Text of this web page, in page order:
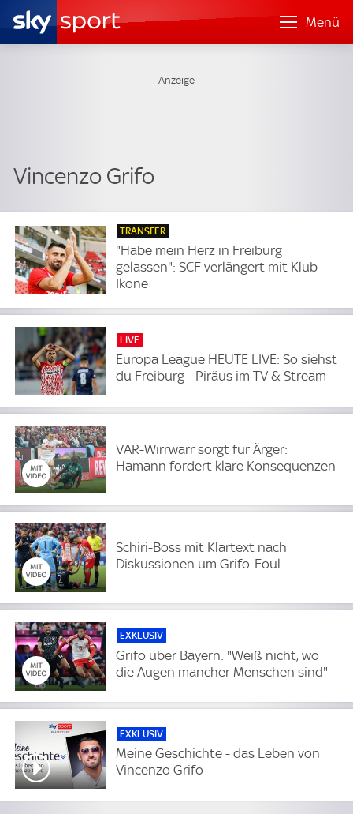
Menü
Vincenzo Grifo
TRANSFER
"Habe mein Herz in Freiburg
gelassen": SCF verlängert mit Klub-
Ikone
LIVE
Europa League HEUTE LIVE: So siehst
du Freiburg - Piräus im TV & Stream
VAR-Wirrwarr sorgt für Ärger:
Hamann fordert klare Konsequenzen
Schiri-Boss mit Klartext nach
Diskussionen um Grifo-Foul
EXKLUSIV
Grifo über Bayern: "Weiß nicht, wo
die Augen mancher Menschen sind"
EXKLUSIV
Meine Geschichte - das Leben von
Vincenzo Grifo